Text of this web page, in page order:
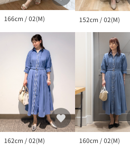
166cm / 02(M) 152cm / 02(M)
162cm / 02(M) 160cm / 02(M)